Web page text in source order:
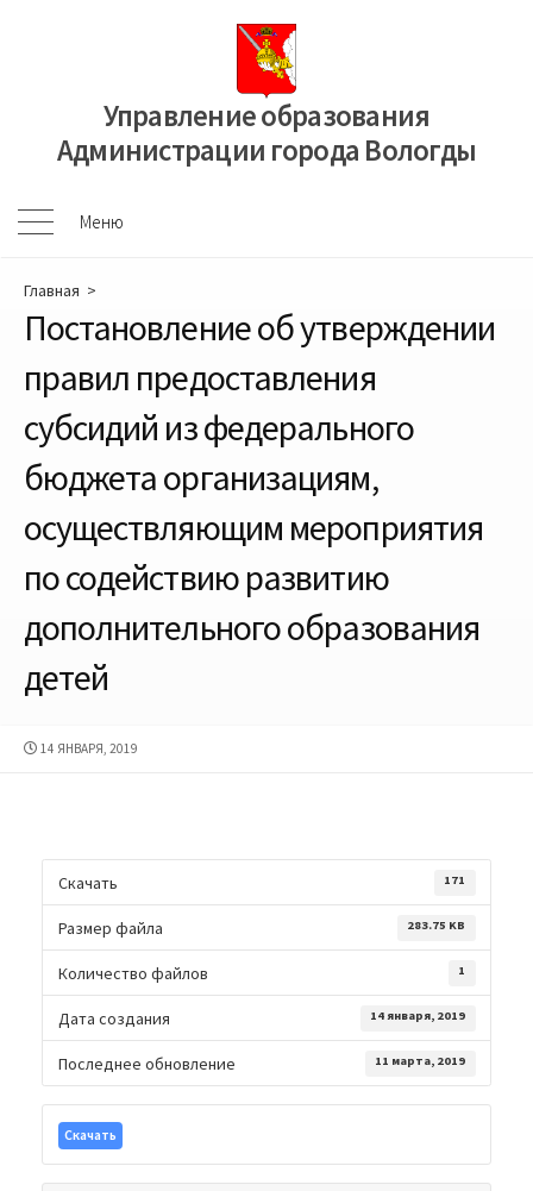
Управление образования
Администрации города Вологды
Меню
Меню
Главная >
Постановление об утверждении
правил предоставления
субсидий из федерального
бюджета организациям,
осуществляющим мероприятия
по содействию развитию
дополнительного образования
детей
ДАТА
14 ЯНВАРЯ, 2019
Скачать 171
Размер файла 283.75 KB
Количество файлов 1
Дата создания 14 января, 2019
Последнее обновление 11 марта, 2019
Скачать